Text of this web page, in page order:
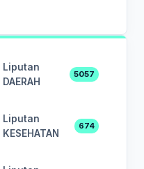
Liputan
DAERAH
5057
Liputan
KESEHATAN
674